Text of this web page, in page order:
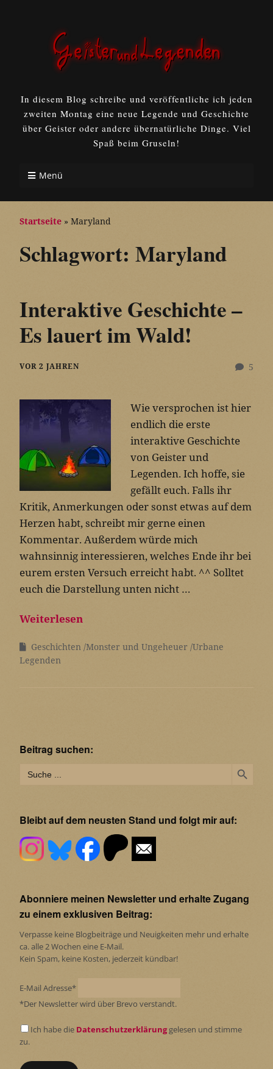
In diesem Blog schreibe und veröffentliche ich jeden
zweiten Montag eine neue Legende und Geschichte
über Geister oder andere übernatürliche Dinge. Viel
Spaß beim Gruseln!
Menü
Startseite » Maryland
Schlagwort: Maryland
Interaktive Geschichte –
Es lauert im Wald!
5
VOR 2 JAHREN
Wie versprochen ist hier
endlich die erste
interaktive Geschichte
von Geister und
Legenden. Ich hoffe, sie
gefällt euch. Falls ihr
Kritik, Anmerkungen oder sonst etwas auf dem
Herzen habt, schreibt mir gerne einen
Kommentar. Außerdem würde mich
wahnsinnig interessieren, welches Ende ihr bei
eurem ersten Versuch erreicht habt. ^^ Solltet
euch die Darstellung unten nicht …
Weiterlesen
Geschichten Monster und Ungeheuer Urbane
Legenden
Beitrag suchen:
for:
Bleibt auf dem neusten Stand und folgt mir auf:
Abonniere meinen Newsletter und erhalte Zugang
zu einem exklusiven Beitrag:
Verpasse keine Blogbeiträge und Neuigkeiten mehr und erhalte
ca. alle 2 Wochen eine E-Mail.
Kein Spam, keine Kosten, jederzeit kündbar!
E-Mail Adresse*
*Der Newsletter wird über Brevo verstandt.
Ich habe die Datenschutzerklärunggelesen und stimme
zu.